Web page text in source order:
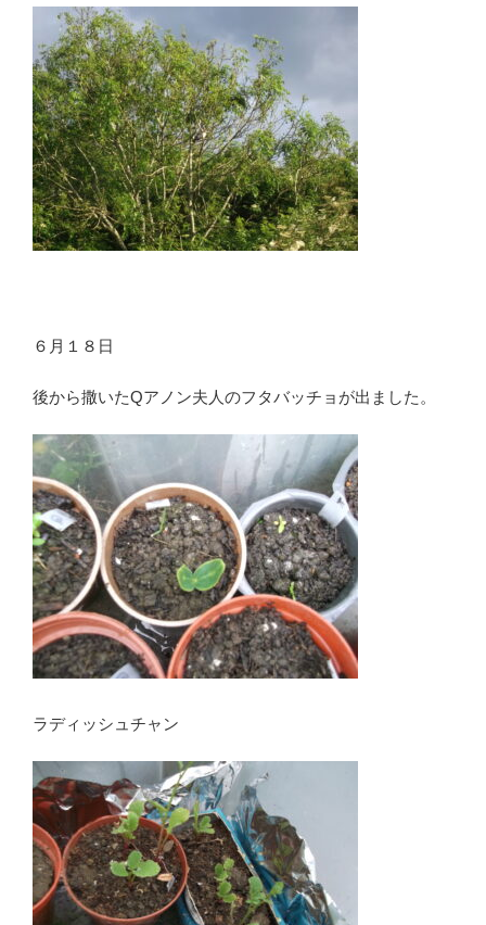
６月１８日
後から撒いたQアノン夫人のフタバッチョが出ました。
ラディッシュチャン